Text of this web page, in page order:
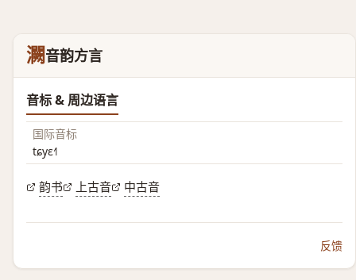
灍音韵方言
音标 & 周边语言
国际音标
tɕyɛ˧˥
韵书 上古音 中古音
反馈